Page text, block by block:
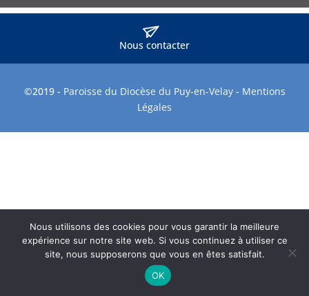
Nous contacter
©2019 - Paroisse du Diocèse du Puy-en-Velay- Mentions
Légales
Nous utilisons des cookies pour vous garantir la meilleure
expérience sur notre site web. Si vous continuez à utiliser ce
site, nous supposerons que vous en êtes satisfait.
OK